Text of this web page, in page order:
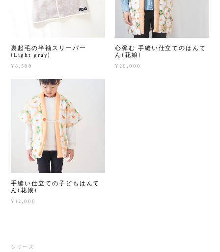
裏起毛の半袖スリーパー
(Light gray)
¥6,500
心弾む 手縫い仕立てのはんて
ん(花娘)
¥20,000
手縫い仕立ての子どもはんて
ん(花娘)
¥12,000
シリーズ